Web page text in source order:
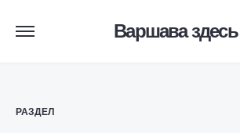
Варшава здесь
РАЗДЕЛ